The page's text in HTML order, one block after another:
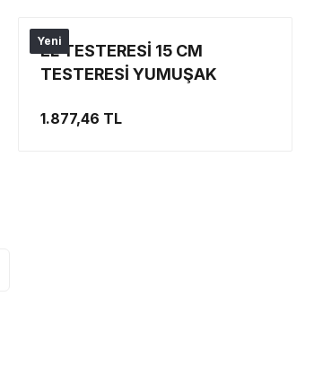
Yeni
EL TESTERESİ 15 CM
TESTERESİ YUMUŞAK
AMAÇLI BIÇAKLAR
1.877,46 TL